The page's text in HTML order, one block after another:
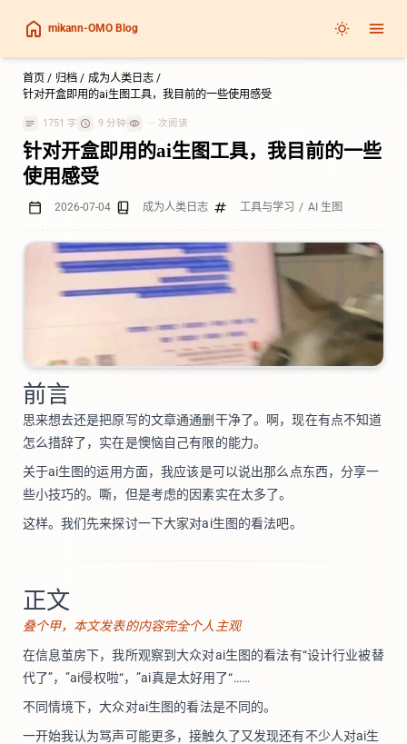
mikann-OMO Blog
首页 / 归档 / 成为人类日志 /
针对开盒即用的ai生图工具，我目前的一些使用感受
1751 字 9 分钟 --- 次阅读
针对开盒即用的ai生图工具，我目前的一些
使用感受
2026-07-04 成为人类日志 工具与学习 / AI 生图
前言
思来想去还是把原写的文章通通删干净了。啊，现在有点不知道
怎么措辞了，实在是懊恼自己有限的能力。
关于ai生图的运用方面，我应该是可以说出那么点东西，分享一
些小技巧的。嘶，但是考虑的因素实在太多了。
这样。我们先来探讨一下大家对ai生图的看法吧。
正文
叠个甲，本文发表的内容完全个人主观
在信息茧房下，我所观察到大众对ai生图的看法有“设计行业被替
代了”，”ai侵权啦“，”ai真是太好用了“……
不同情境下，大众对ai生图的看法是不同的。
一开始我认为骂声可能更多，接触久了又发现还有不少人对ai生